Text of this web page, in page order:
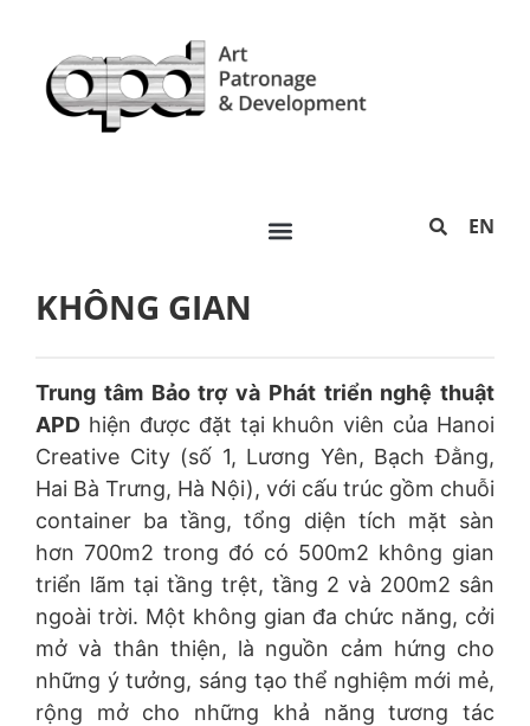
EN
KHÔNG GIAN
Trung tâm Bảo trợ và Phát triển nghệ thuật
APD hiện được đặt tại khuôn viên của Hanoi
Creative City (số 1, Lương Yên, Bạch Đằng,
Hai Bà Trưng, Hà Nội), với cấu trúc gồm chuỗi
container ba tầng, tổng diện tích mặt sàn
hơn 700m2 trong đó có 500m2 không gian
triển lãm tại tầng trệt, tầng 2 và 200m2 sân
ngoài trời. Một không gian đa chức năng, cởi
mở và thân thiện, là nguồn cảm hứng cho
những ý tưởng, sáng tạo thể nghiệm mới mẻ,
rộng mở cho những khả năng tương tác